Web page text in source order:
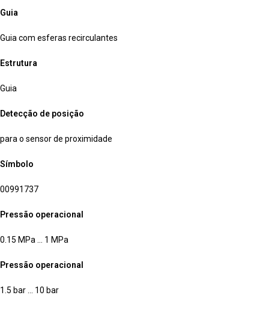
Guia
Guia com esferas recirculantes
Estrutura
Guia
Detecção de posição
para o sensor de proximidade
Símbolo
00991737
Pressão operacional
0.15 MPa … 1 MPa
Pressão operacional
1.5 bar … 10 bar